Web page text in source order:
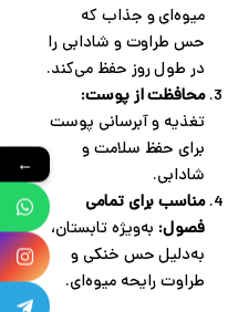
میوه‌ای و جذاب که
حس طراوت و شادابی را
در طول روز حفظ می‌کند.
محافظت از پوست:
تغذیه و آبرسانی پوست
برای حفظ سلامت و
شادابی.
مناسب برای تمامی
فصول: به‌ویژه تابستان،
به‌دلیل حس خنکی و
طراوت رایحه میوه‌ای.
←